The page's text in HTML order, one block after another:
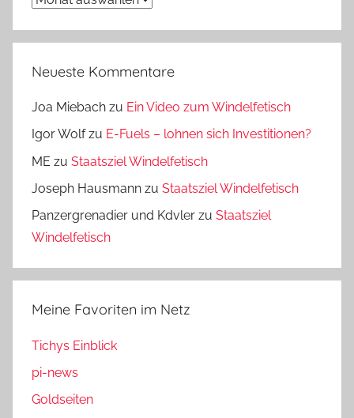
Neueste Kommentare
Joa Miebach zu Ein Video zum Windelfetisch
Igor Wolfzu E-Fuels – lohnen sich Investitionen?
ME zu Staatsziel Windelfetisch
Joseph Hausmann zu Staatsziel Windelfetisch
Panzergrenadier und Kdvler zu Staatsziel
Windelfetisch
Meine Favoriten im Netz
Tichys Einblick
pi-news
Goldseiten